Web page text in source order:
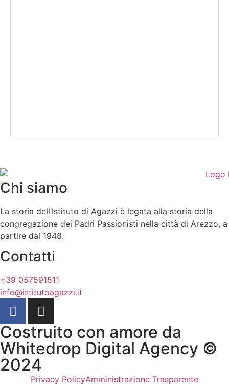
Chi siamo
La storia dell’Istituto di Agazzi è legata alla storia della
congregazione dei Padri Passionisti nella città di Arezzo, a
partire dal 1948.
Contatti
+39 057591511
info@istitutoagazzi.it
Costruito con amore da
Whitedrop Digital Agency ©
2024
Privacy PolicyAmministrazione Trasparente